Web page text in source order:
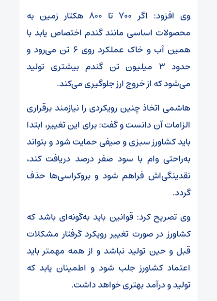
وی افزود: اگر ۷۰۰ تا ۸۰۰ هکتار زمین به
محصولات اساسی مانند گندم اختصاص یابد با
همین آب و خاک عملکرد روی ۶ تن می‌رود و
حدود ۳ میلیون تن گندم بیشتری تولید
می‌شود که از خروج ارز جلوگیری می‌کند.
هاشمی اتخاذ چنین رویکردی را نیازمند برقراری
الزامات آن دانست و گفت: برای این تغییر، ابتدا
باید کشاورز سبزی و صیفی حمایت شود و بتواند
به‌راحتی وام با سود صفر درصد دریافت کند،
نقدینگی‌اش فراهم شود و بروکراسی‌ها حذف
گردد.
وی تصریح کرد: قوانین باید به‌گونه‌ای باشد که
کشاورز در صورت تغییر رویکرد گرفتار مشکلات
قبل و حین تولید نباشد و از همه مهمتر باید
اعتماد کشاورز جلب شود و اطمینان یابد که
تولید و درآمد بهتری خواهد داشت.